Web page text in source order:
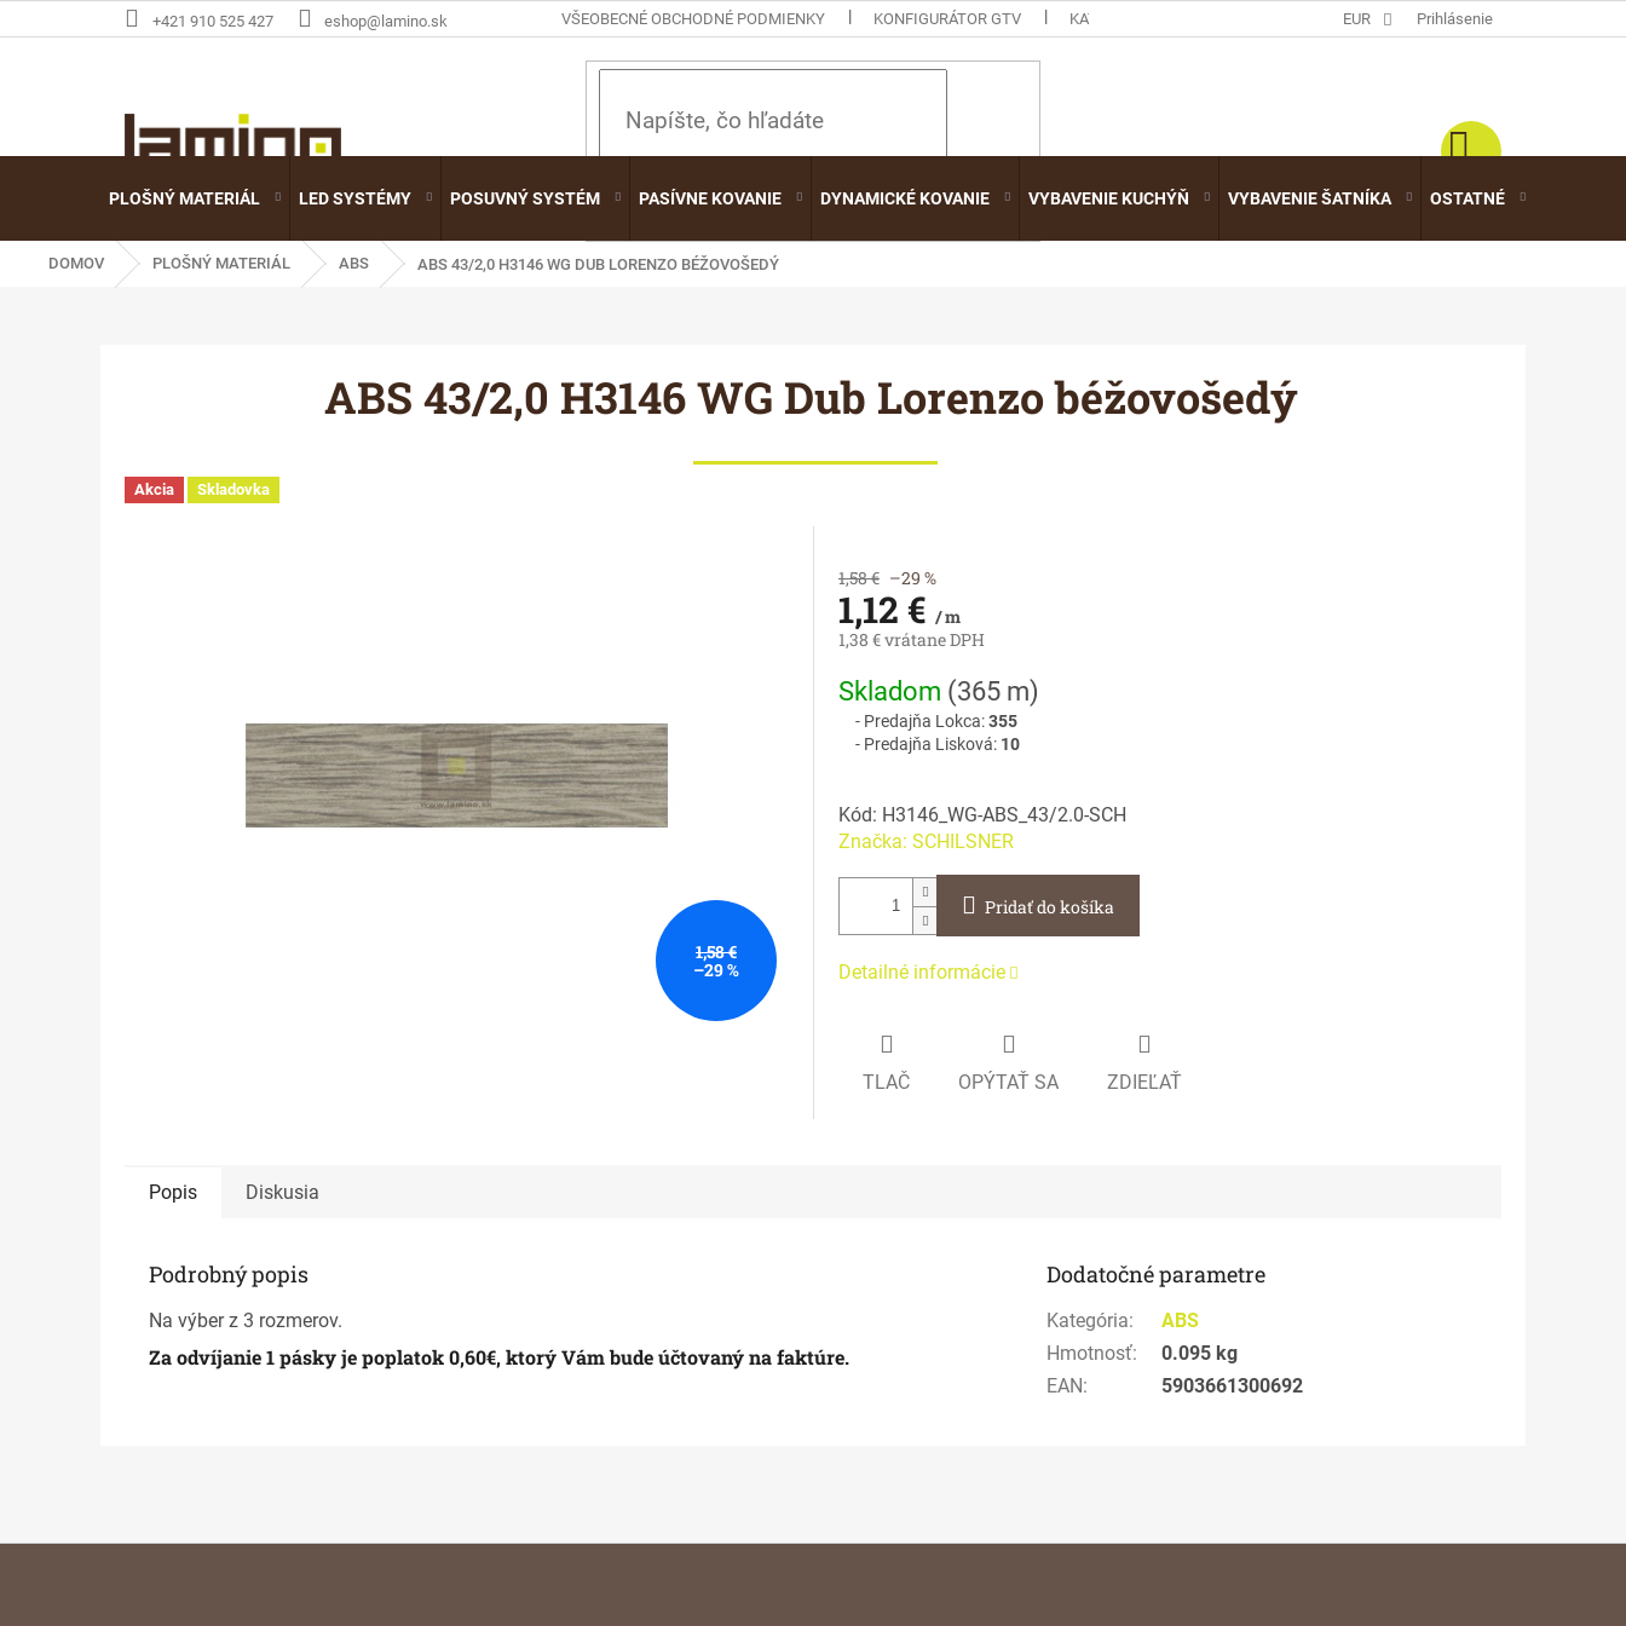
na
+421 910 525 427 eshop@lamino.sk VŠEOBECNÉ OBCHODNÉ PODMIENKY KONFIGURÁTOR GTV KATALÓGY EUR Prihlásenie
HĽADAŤ
PLOŠNÝ MATERIÁL LED SYSTÉMY POSUVNÝ SYSTÉM PASÍVNE KOVANIE DYNAMICKÉ KOVANIE VYBAVENIE KUCHÝŇ VYBAVENIE ŠATNÍKA OSTATNÉ
DOMOV PLOŠNÝ MATERIÁL ABS ABS 43/2,0 H3146 WG DUB LORENZO BÉŽOVOŠEDÝ
ABS 43/2,0 H3146 WG Dub Lorenzo béžovošedý
Akcia Skladovka
1,58 €
–29 %
1,58 € –29 %
1,12 € / m
1,38 € vrátane DPH
Jednotková
cena:
Skladom (365 m)
Predajňa Lokca:355
Predajňa Lisková: 10
Kód: H3146_WG-ABS_43/2.0-SCH
Značka: SCHILSNER
Pridať do košíka
Detailné informácie
TLAČ OPÝTAŤ SA ZDIEĽAŤ
Popis Diskusia
Podrobný popis
Na výber z 3 rozmerov.
Za odvíjanie 1 pásky je poplatok 0,60€, ktorý Vám bude účtovaný na faktúre.
Dodatočné parametre
Kategória:
ABS
Hmotnosť:
0.095 kg
EAN: 5903661300692